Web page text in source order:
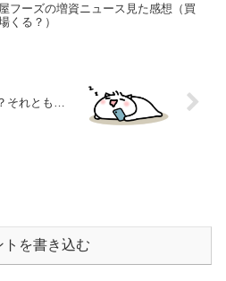
フーズの増資ニュース見た感想（買
くる？）
それとも…
トを書き込む